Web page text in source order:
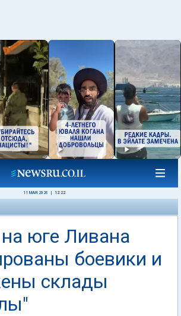
11 МАЯ 2026 12:22
юге Ливана
боевики и
склады